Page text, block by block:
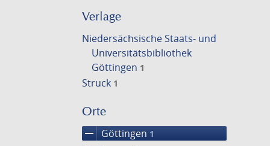
Verlage
Niedersächsische Staats- und
Universitätsbibliothek
Göttingen 1
Struck 1
Orte
remove Göttingen 1